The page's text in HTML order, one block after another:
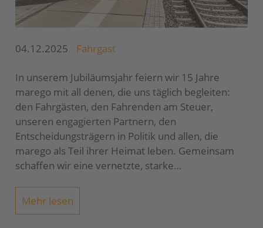
04.12.2025 Fahrgast
In unserem Jubiläumsjahr feiern wir 15 Jahre
marego mit all denen, die uns täglich begleiten:
den Fahrgästen, den Fahrenden am Steuer,
unseren engagierten Partnern, den
Entscheidungsträgern in Politik und allen, die
marego als Teil ihrer Heimat leben. Gemeinsam
schaffen wir eine vernetzte, starke…
Mehr lesen